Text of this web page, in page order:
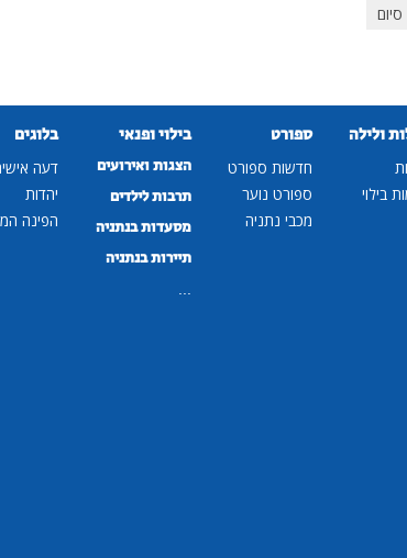
סיום
ולילה
בילוי
ספורט
חדשות ספורט
ספורט נוער
מכבי נתניה
בילוי ופנאי
הצגות ואירועים
תרבות לילדים
מסעדות בנתניה
תיירות בנתניה
בלוגים
דעה
יהדות
הפינה